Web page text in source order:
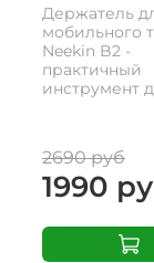
Держатель
мобильного
Neekin B2 -
практичный
инструмент
2690 руб
1990